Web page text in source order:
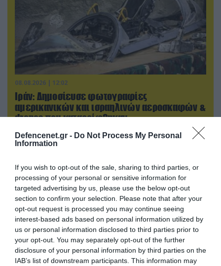
Defencenet.gr - Do Not Process My Personal
Information
If you wish to opt-out of the sale, sharing to third parties, or
processing of your personal or sensitive information for
targeted advertising by us, please use the below opt-out
section to confirm your selection. Please note that after your
opt-out request is processed you may continue seeing
interest-based ads based on personal information utilized by
us or personal information disclosed to third parties prior to
your opt-out. You may separately opt-out of the further
disclosure of your personal information by third parties on the
IAB’s list of downstream participants. This information may
08.08.2026 | 12:02
Ιράν: Δημοσίευσε φωτογραφίες
αμερικανικών και ισραηλινών αεροσκαφών &
drones που καταρρίφθηκαν
08.08.2026 | 09:02